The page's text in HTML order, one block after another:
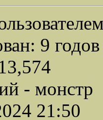
9
- монстр
21:50